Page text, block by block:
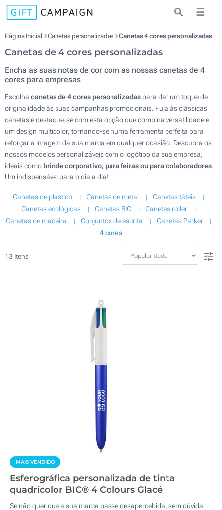
☰
Página Inicial Canetas personalizadas Canetas 4 cores personalizadas
Canetas de 4 cores personalizadas
Encha as suas notas de cor com as nossas canetas de 4
cores para empresas
Escolha canetas de 4 cores personalizadas para dar um toque de
originalidade às suas campanhas promocionais. Fuja às clássicas
canetas e destaque-se com esta opção que combina versatilidade e
um design multicolor, tornando-se numa ferramenta perfeita para
reforçar a imagem da sua marca em qualquer ocasião. Descubra os
nossos modelos personalizáveis com o logótipo da sua empresa,
ideais como brinde corporativo, para feiras ou para colaboradores.
Um indispensável para o dia a dia!
Canetas de plástico Canetas de metal
Canetas táteis
Canetas ecológicas
Canetas BIC
Canetas roller
Canetas de madeira
Conjuntos de escrita
Canetas Parker
4 cores
13 Itens
MAIS VENDIDO
Esferográfica personalizada de tinta
quadricolor BIC® 4 Colours Glacé
Se não quer que a sua marca passe desapercebida, sem dúvida